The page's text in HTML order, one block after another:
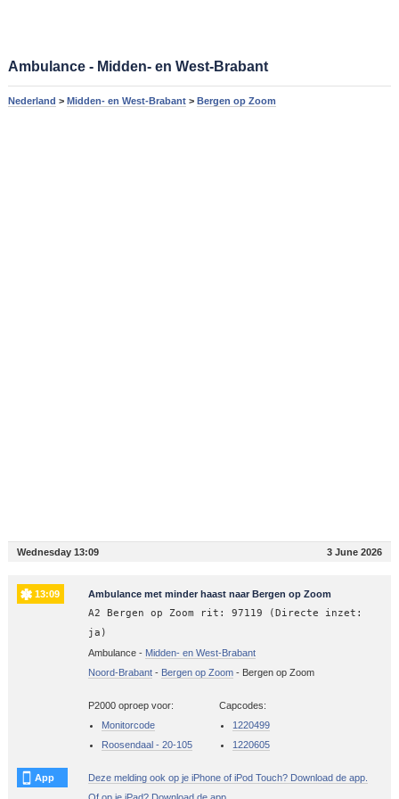
Ambulance - Midden- en West-Brabant
Nederland > Midden- en West-Brabant> Bergen op Zoom
Wednesday 13:09 3 June 2026
13:09 Ambulance met minder haast naar Bergen op Zoom
A2 Bergen op Zoom rit: 97119 (Directe inzet:
ja)
Ambulance - Midden- en West-Brabant
Noord-Brabant- Bergen op Zoom- Bergen op Zoom
P2000 oproep voor:
Monitorcode
Roosendaal - 20-105
Capcodes:
1220499
1220605
App
Deze melding ook op je iPhone of iPod Touch? Download de app.
Of op je iPad? Download de app.